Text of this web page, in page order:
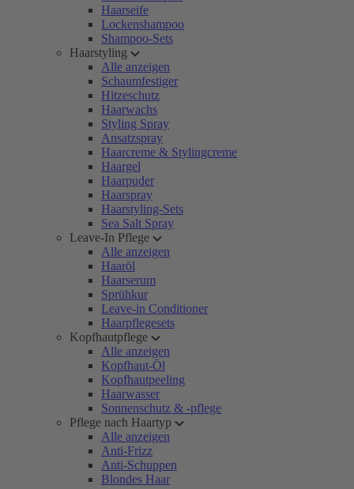
Haarseife
Lockenshampoo
Shampoo-Sets
Haarstyling
Alle anzeigen
Schaumfestiger
Hitzeschutz
Haarwachs
Styling Spray
Ansatzspray
Haarcreme & Stylingcreme
Haargel
Haarpuder
Haarspray
Haarstyling-Sets
Sea Salt Spray
Leave-In Pflege
Alle anzeigen
Haaröl
Haarserum
Sprühkur
Leave-in Conditioner
Haarpflegesets
Kopfhautpflege
Alle anzeigen
Kopfhaut-Öl
Kopfhautpeeling
Haarwasser
Sonnenschutz & -pflege
Pflege nach Haartyp
Alle anzeigen
Anti-Frizz
Anti-Schuppen
Blondes Haar